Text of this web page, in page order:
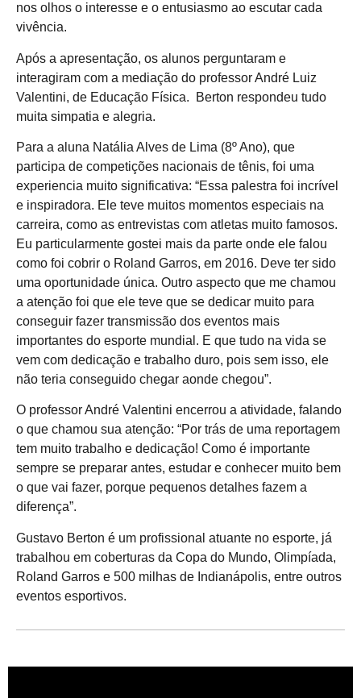
nos olhos o interesse e o entusiasmo ao escutar cada
vivência.
Após a apresentação, os alunos perguntaram e
interagiram com a mediação do professor André Luiz
Valentini, de Educação Física. Berton respondeu tudo
muita simpatia e alegria.
Para a aluna Natália Alves de Lima (8º Ano), que
participa de competições nacionais de tênis, foi uma
experiencia muito significativa: “Essa palestra foi incrível
e inspiradora. Ele teve muitos momentos especiais na
carreira, como as entrevistas com atletas muito famosos.
Eu particularmente gostei mais da parte onde ele falou
como foi cobrir o Roland Garros, em 2016. Deve ter sido
uma oportunidade única. Outro aspecto que me chamou
a atenção foi que ele teve que se dedicar muito para
conseguir fazer transmissão dos eventos mais
importantes do esporte mundial. E que tudo na vida se
vem com dedicação e trabalho duro, pois sem isso, ele
não teria conseguido chegar aonde chegou”.
O professor André Valentini encerrou a atividade, falando
o que chamou sua atenção: “Por trás de uma reportagem
tem muito trabalho e dedicação! Como é importante
sempre se preparar antes, estudar e conhecer muito bem
o que vai fazer, porque pequenos detalhes fazem a
diferença”.
Gustavo Berton é um profissional atuante no esporte, já
trabalhou em coberturas da Copa do Mundo, Olimpíada,
Roland Garros e 500 milhas de Indianápolis, entre outros
eventos esportivos.